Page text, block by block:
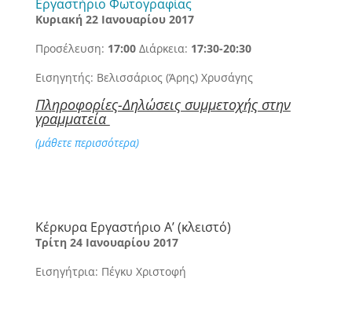
Εργαστήριο Φωτογραφίας
Κυριακή 22 Ιανουαρίου 2017
Προσέλευση: 17:00Διάρκεια: 17:30-20:30
Εισηγητής: Βελισσάριος (Άρης) Χρυσάγης
Πληροφορίες-Δηλώσεις συμμετοχής στην
γραμματεία
(μάθετε περισσότερα)
Κέρκυρα Εργαστήριο Α’ (κλειστό)
Τρίτη 24 Ιανουαρίου 2017
Εισηγήτρια: Πέγκυ Χριστοφή